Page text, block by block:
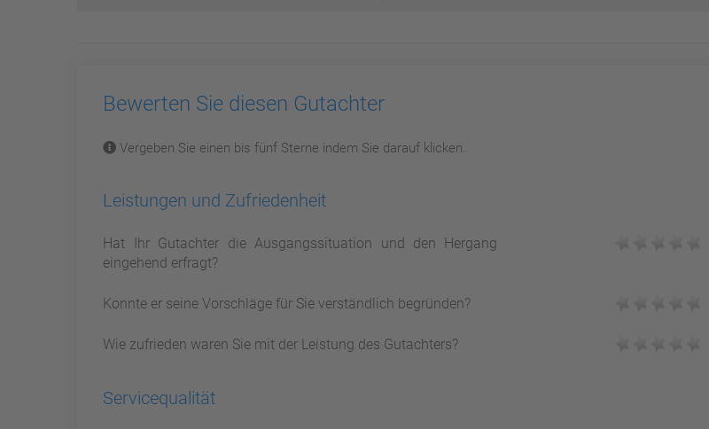
Bewerten Sie diesen Gutachter
Vergeben Sie einen bis fünf Sterne indem Sie darauf klicken.
Leistungen und Zufriedenheit
Hat Ihr Gutachter die Ausgangssituation und den Hergang
eingehend erfragt?
Konnte er seine Vorschläge für Sie verständlich begründen?
Wie zufrieden waren Sie mit der Leistung des Gutachters?
Servicequalität